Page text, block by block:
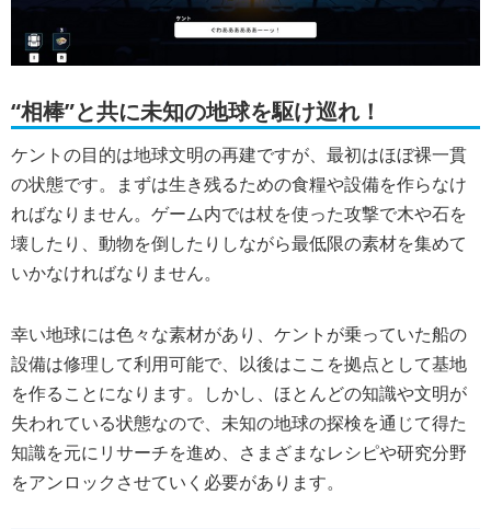
“相棒”と共に未知の地球を駆け巡れ！
ケントの目的は地球文明の再建ですが、最初はほぼ裸一貫
の状態です。まずは生き残るための食糧や設備を作らなけ
ればなりません。ゲーム内では杖を使った攻撃で木や石を
壊したり、動物を倒したりしながら最低限の素材を集めて
いかなければなりません。
幸い地球には色々な素材があり、ケントが乗っていた船の
設備は修理して利用可能で、以後はここを拠点として基地
を作ることになります。しかし、ほとんどの知識や文明が
失われている状態なので、未知の地球の探検を通じて得た
知識を元にリサーチを進め、さまざまなレシピや研究分野
をアンロックさせていく必要があります。